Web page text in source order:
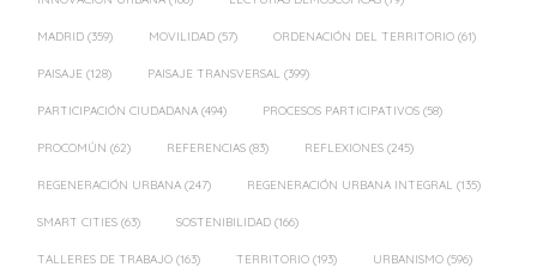
MADRID (359) MOVILIDAD (57) ORDENACIÓN DEL TERRITORIO (61)
PAISAJE (128) PAISAJE TRANSVERSAL (399)
PARTICIPACIÓN CIUDADANA (494) PROCESOS PARTICIPATIVOS (58)
PROCOMÚN (62) REFERENCIAS (83) REFLEXIONES (245)
REGENERACIÓN URBANA (247) REGENERACIÓN URBANA INTEGRAL (135)
SMART CITIES (63) SOSTENIBILIDAD (166)
TALLERES DE TRABAJO (163) TERRITORIO (193) URBANISMO (596)